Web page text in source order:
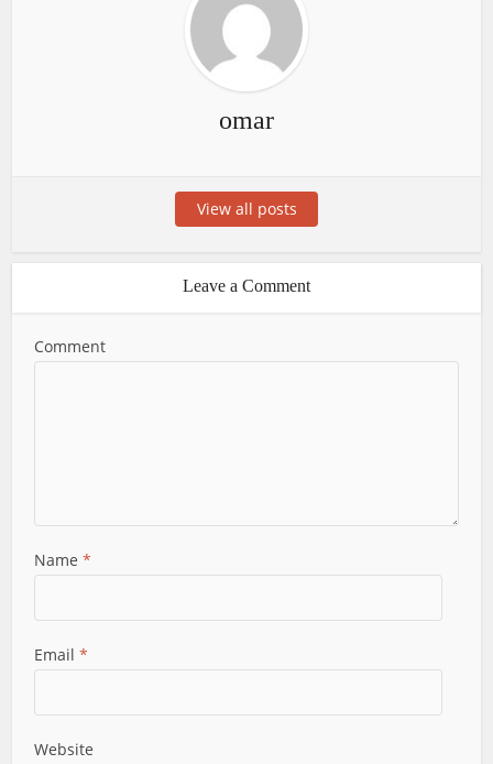
omar
View all posts
Leave a Comment
Comment
Name*
Email*
Website